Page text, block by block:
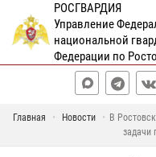
РОСГВАРДИЯ
Управление
национальной
Федерации по
Главная Новости
В
задачи